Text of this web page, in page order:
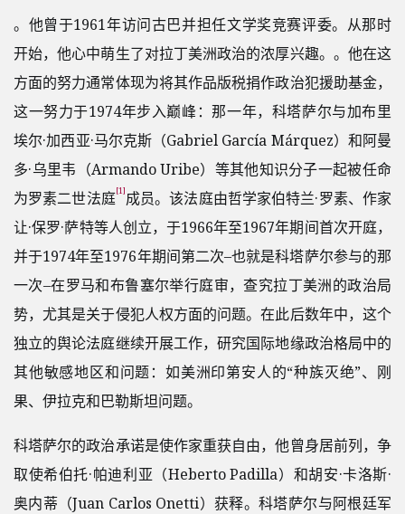
。他曾于1961年访问古巴并担任文学奖竞赛评委。从那时
开始，他心中萌生了对拉丁美洲政治的浓厚兴趣。。他在这
方面的努力通常体现为将其作品版税捐作政治犯援助基金，
这一努力于1974年步入巅峰：那一年，科塔萨尔与加布里
埃尔·加西亚·马尔克斯（Gabriel García Márquez）和阿曼
多·乌里韦（Armando Uribe）等其他知识分子一起被任命
为罗素二世法庭[1]成员。该法庭由哲学家伯特兰·罗素、作家
让·保罗·萨特等人创立，于1966年至1967年期间首次开庭，
并于1974年至1976年期间第二次–也就是科塔萨尔参与的那
一次–在罗马和布鲁塞尔举行庭审，查究拉丁美洲的政治局
势，尤其是关于侵犯人权方面的问题。在此后数年中，这个
独立的舆论法庭继续开展工作，研究国际地缘政治格局中的
其他敏感地区和问题：如美洲印第安人的“种族灭绝”、刚
果、伊拉克和巴勒斯坦问题。
科塔萨尔的政治承诺是使作家重获自由，他曾身居前列，争
取使希伯托·帕迪利亚（Heberto Padilla）和胡安·卡洛斯·
奥内蒂（Juan Carlos Onetti）获释。科塔萨尔与阿根廷军